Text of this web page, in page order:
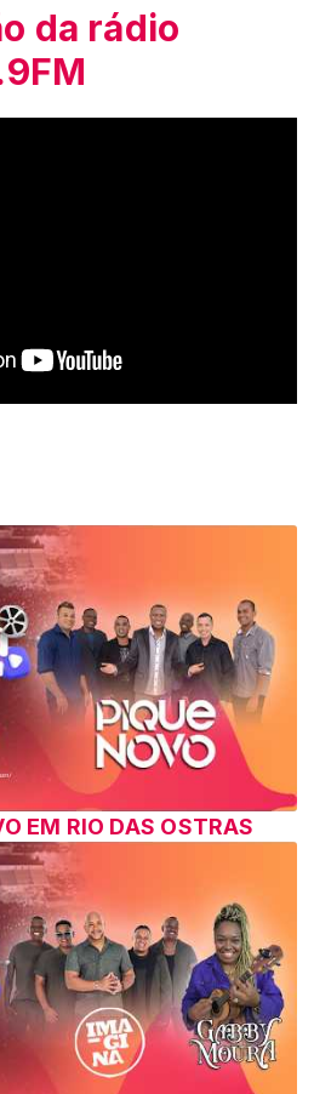
da rádio
EM RIO DAS OSTRAS